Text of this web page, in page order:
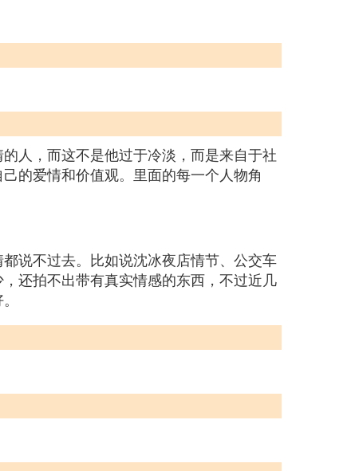
人，而这不是他过于冷淡，而是来自于社
的爱情和价值观。里面的每一个人物角
说不过去。比如说沈冰夜店情节、公交车
还拍不出带有真实情感的东西，不过近几